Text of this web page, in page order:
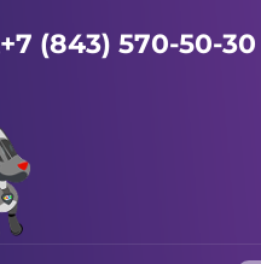
+7 (843) 570-50-30